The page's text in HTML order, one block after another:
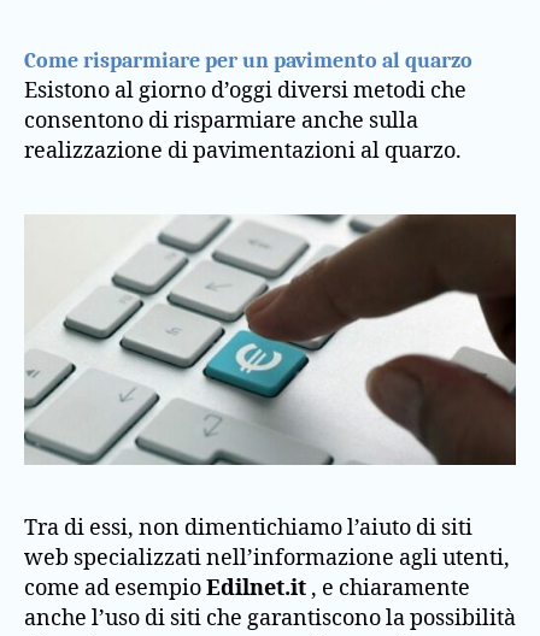
Come risparmiare per un pavimento al quarzo
Esistono al giorno d’oggi diversi metodi che
consentono di risparmiare anche sulla
realizzazione di pavimentazioni al quarzo.
Tra di essi, non dimentichiamo l’aiuto di siti
web specializzati nell’informazione agli utenti,
come ad esempioEdilnet.it , e chiaramente
anche l’uso di siti che garantiscono la possibilità